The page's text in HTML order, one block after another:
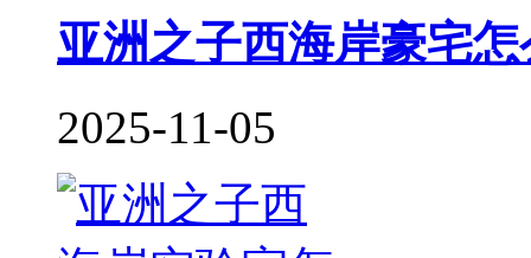
亚洲之子西海岸豪宅
2025-11-05